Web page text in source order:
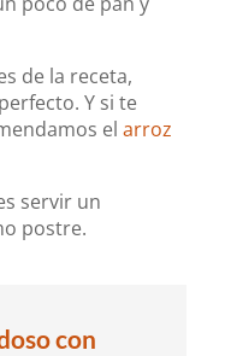
de la receta,
Y si te
elarroz
servir un
postre.
con